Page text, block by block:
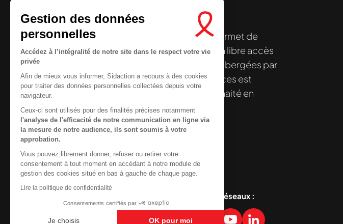
Gestion des données
personnelles
Accédez à l’intégralité de notre site dans le respect votre vie
privée
Afin de mieux vous informer, Sidaction a recours à des cookies
pour traiter des données personnelles collectées depuis votre
navigateur.
Ceux-ci sont utilisés pour des finalités précises notamment
l'analyse de l'efficacité de notre communication en ligne via
la mesure de notre audience, ils sont soumis à votre
approbation.
Vous pouvez librement donner, refuser ou retirer votre
consentement à tout moment en accédant à notre module de
gestion des cookies situé en bas à gauche de chaque page.
Lire la politique de confidentialité
Consentements certifiés par
Je choisis OK pour moi
Le centre de ressources de Sidactionpermet de
disposer de ressources francophones en libre accès
. À l’origine, hébergées par
la Plateforme ELSA, le Centre de ressources est
désormais gérée par Sidaction qui a souhaité en
reprendre le pilotage.
Contactez-nous
Newsletter
Nous suivre sur les réseaux :